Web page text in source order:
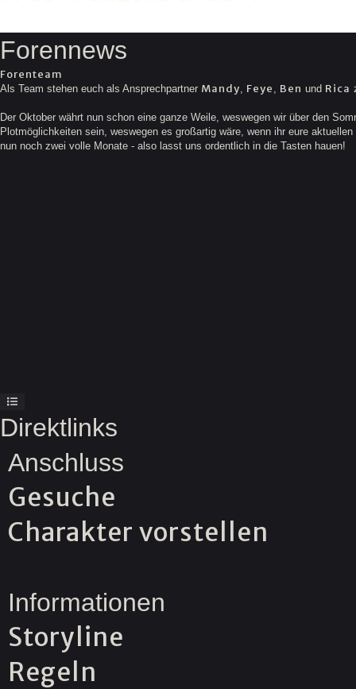
Forennews
Forenteam
Als Team stehen euch als Ansprechpartner Mandy, Feye , Ben und Rica
Der Oktober währt nun schon eine ganze Weile, weswegen wir über den
Plotmöglichkeiten sein, weswegen es großartig wäre, wenn ihr eure
nun noch zwei volle Monate - also lasst uns ordentlich in die Tasten hauen!
Direktlinks
Anschluss
Gesuche
Charakter vorstellen
Informationen
Storyline
Regeln